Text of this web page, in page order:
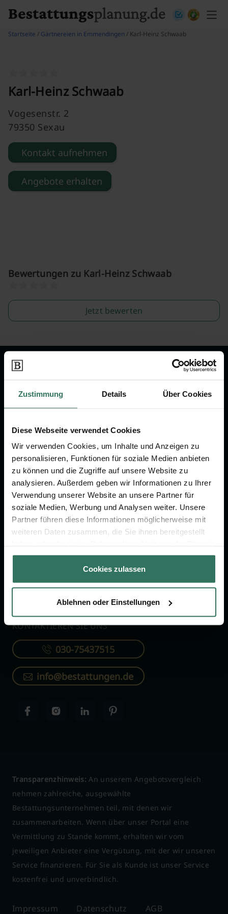
Zustimmung Details Über Cookies
Diese Webseite verwendet Cookies
Wir verwenden Cookies, um Inhalte und Anzeigen zu
personalisieren, Funktionen für soziale Medien anbieten
zu können und die Zugriffe auf unsere Website zu
analysieren. Außerdem geben wir Informationen zu Ihrer
Verwendung unserer Website an unsere Partner für
soziale Medien, Werbung und Analysen weiter. Unsere
Partner führen diese Informationen möglicherweise mit
weiteren Daten zusammen, die Sie ihnen bereitgestellt
gesammelt haben.
Cookies zulassen
Ablehnen oder Einstellungen
Startseite / Gärtnereien in Emmendingen / Karl-Heinz Schwaab
Karl-Heinz Schwaab
Vogesenstr. 2
79350 Sexau
Kontakt aufnehmen
Angebote erhalten
Bewertungen zu Karl-Heinz Schwaab
Jetzt bewerten
Wir sind Ihr Ansprechpartner rund
um das Thema Bestattung &
Vorsorge.
Jetzt beraten lassen
FÜR SIE
Vergleich
Ratgeber
Verzeichnis
FÜR BESTATTER
Online-Portal
Kostenlos registrieren
KONTAKTIEREN SIE UNS
030-75437515
info@bestattungen.de
Transparenzhinweis: An unserem Angebotsvergleich
nehmen zahlreiche, ausgewählte
Bestattungsunternehmen teil, mit denen wir
zusammenarbeiten. Wenn über unser Portal eine
Vermittlung zu Stande kommt, erhalten wir vom
jeweiligen Anbieter eine Vergütung, mit der wir unseren
Service finanzieren. Für Sie als Kunde ist unser Service
kostenfrei und unverbindlich.
Impressum Datenschutz AGB